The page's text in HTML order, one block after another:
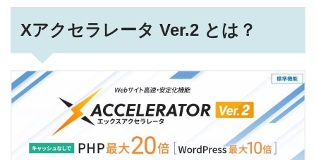
Xアクセラレータ Ver.2 とは？